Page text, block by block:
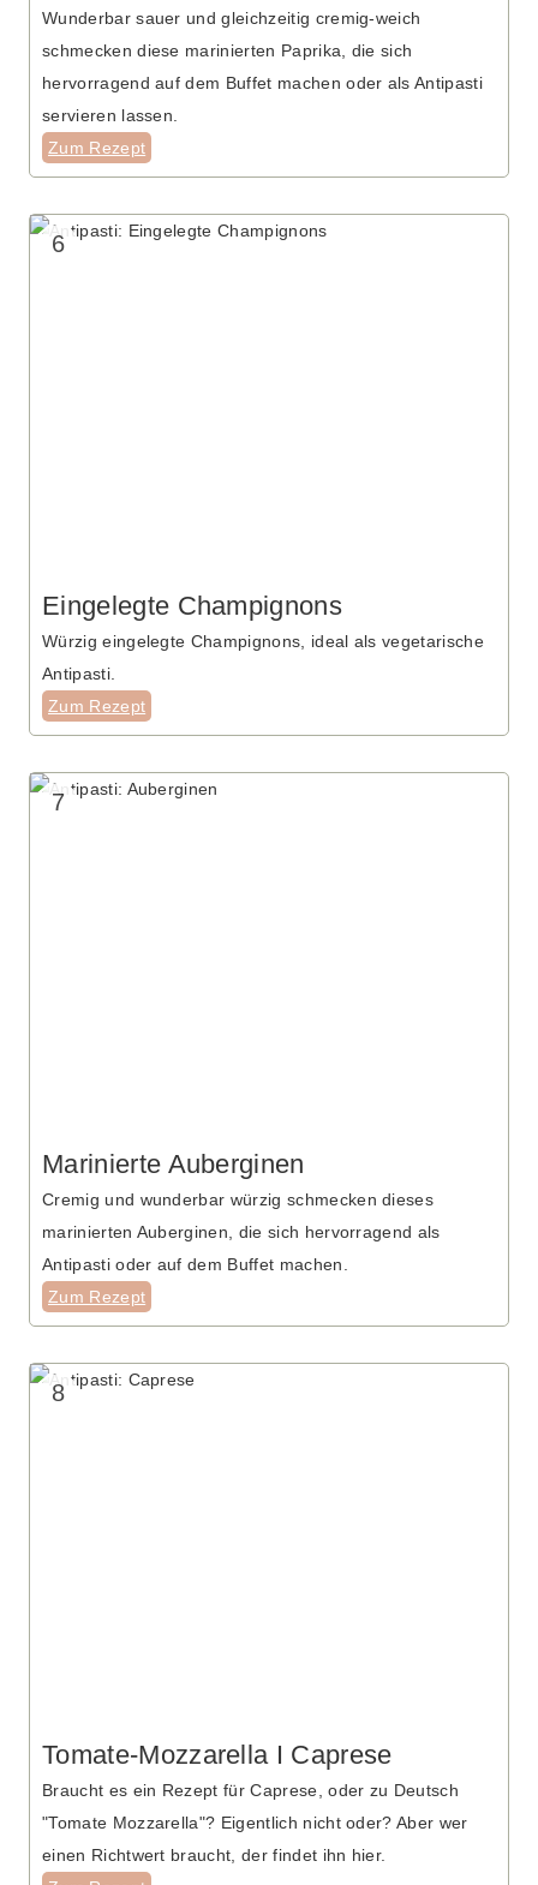
Wunderbar sauer und gleichzeitig cremig-weich
schmecken diese marinierten Paprika, die sich
hervorragend auf dem Buffet machen oder als Antipasti
servieren lassen.
Zum Rezept
6
Eingelegte Champignons
Würzig eingelegte Champignons, ideal als vegetarische
Antipasti.
Zum Rezept
7
Marinierte Auberginen
Cremig und wunderbar würzig schmecken dieses
marinierten Auberginen, die sich hervorragend als
Antipasti oder auf dem Buffet machen.
Zum Rezept
8
Tomate-Mozzarella I Caprese
Braucht es ein Rezept für Caprese, oder zu Deutsch
"Tomate Mozzarella"? Eigentlich nicht oder? Aber wer
einen Richtwert braucht, der findet ihn hier.